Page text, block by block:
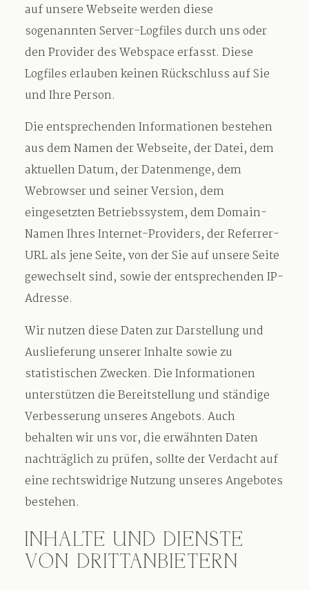
auf unsere Webseite werden diese
sogenannten Server-Logfiles durch uns oder
den Provider des Webspace erfasst. Diese
Logfiles erlauben keinen Rückschluss auf Sie
und Ihre Person.
Die entsprechenden Informationen bestehen
aus dem Namen der Webseite, der Datei, dem
aktuellen Datum, der Datenmenge, dem
Webrowser und seiner Version, dem
eingesetzten Betriebssystem, dem Domain-
Namen Ihres Internet-Providers, der Referrer-
URL als jene Seite, von der Sie auf unsere Seite
gewechselt sind, sowie der entsprechenden IP-
Adresse.
Wir nutzen diese Daten zur Darstellung und
Auslieferung unserer Inhalte sowie zu
statistischen Zwecken. Die Informationen
unterstützen die Bereitstellung und ständige
Verbesserung unseres Angebots. Auch
behalten wir uns vor, die erwähnten Daten
nachträglich zu prüfen, sollte der Verdacht auf
eine rechtswidrige Nutzung unseres Angebotes
bestehen.
INHALTE UND DIENSTE
VON DRITTANBIETERN